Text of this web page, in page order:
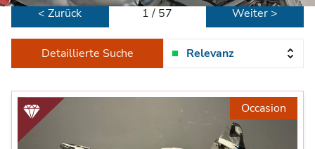
< Zurück 1 / 57 Weiter >
Detaillierte Suche Relevanz
Occasion